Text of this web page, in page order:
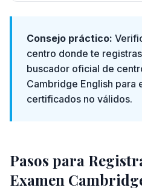
Consejo práctico:
centro donde te
buscador oficial de
Cambridge English para
certificados no válidos.
Pasos para
Examen